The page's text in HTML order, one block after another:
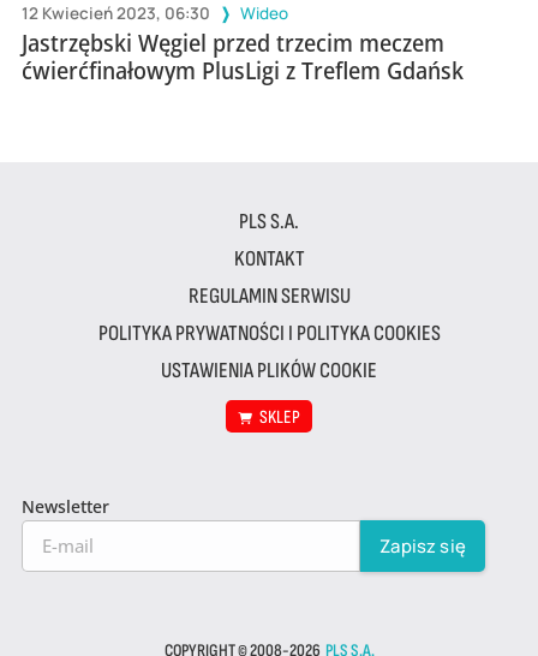
12 Kwiecień 2023, 06:30 Wideo
Jastrzębski Węgiel przed trzecim meczem
ćwierćfinałowym PlusLigi z Treflem Gdańsk
PLS S.A.
KONTAKT
REGULAMIN SERWISU
POLITYKA PRYWATNOŚCI I POLITYKA COOKIES
USTAWIENIA PLIKÓW COOKIE
SKLEP
Newsletter
COPYRIGHT © 2008-2026 PLS S.A.